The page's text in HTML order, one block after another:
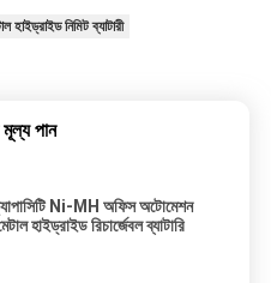
হাইড্রাইড নিমিট ব্যাটারী
মূল্য পান
Ni-MH অফিস অটোমেশন
হাইড্রাইড রিচার্জেবল ব্যাটারি